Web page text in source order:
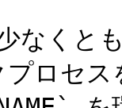
くとも
ロセ